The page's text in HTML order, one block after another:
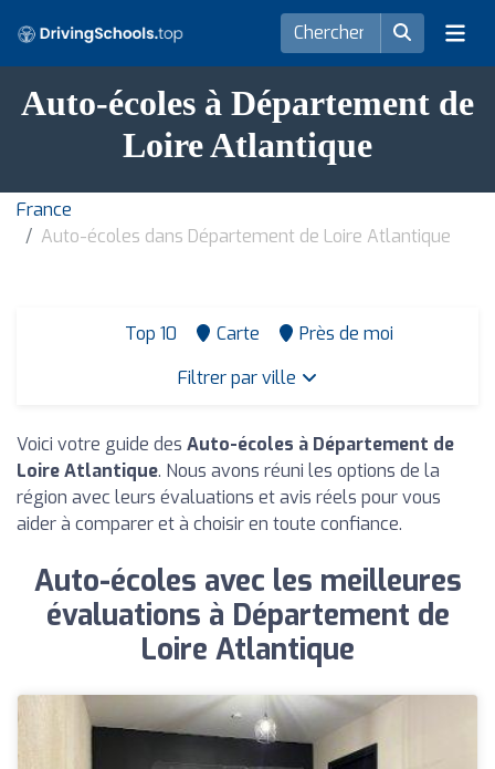
Auto-écoles à Département de
Loire Atlantique
France
Auto-écoles dans Département de Loire Atlantique
Top 10 Carte
Près de moi
Filtrer par ville
Voici votre guide des Auto-écoles à Département de
Loire Atlantique. Nous avons réuni les options de la
région avec leurs évaluations et avis réels pour vous
aider à comparer et à choisir en toute confiance.
Auto-écoles avec les meilleures
évaluations à Département de
Loire Atlantique